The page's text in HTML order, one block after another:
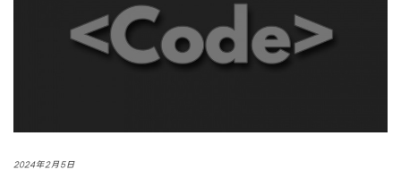
2024年2月5日